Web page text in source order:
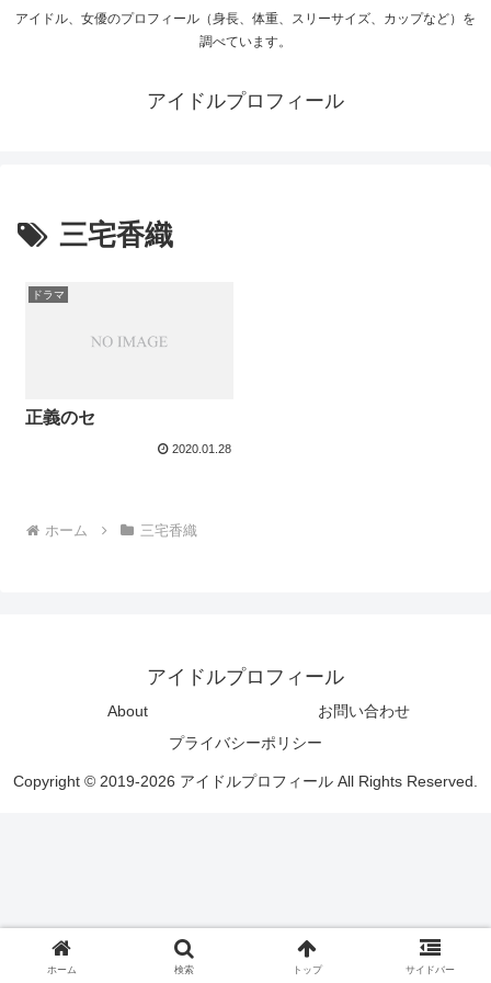
アイドル、女優のプロフィール（身長、体重、スリーサイズ、カップなど）を
調べています。
アイドルプロフィール
三宅香織
ドラマ
正義のセ
2020.01.28
ホーム 三宅香織
アイドルプロフィール
About
お問い合わせ
プライバシーポリシー
Copyright © 2019-2026 アイドルプロフィール All Rights Reserved.
ホーム 検索 トップ サイドバー